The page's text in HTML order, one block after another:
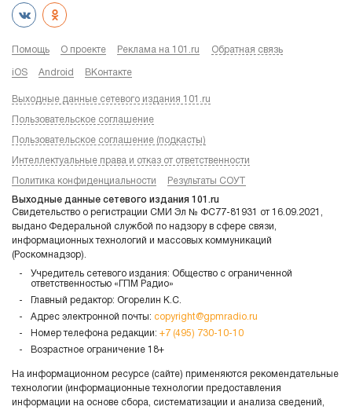
Помощь О проекте Реклама на 101.ru Обратная связь
iOS Android ВКонтакте
Выходные данные сетевого издания 101.ru
Пользовательское соглашение
Пользовательское соглашение (подкасты)
Интеллектуальные права и отказ от ответственности
Политика конфиденциальности Результаты СОУТ
Выходные данные сетевого издания 101.ru
Свидетельство о регистрации СМИ Эл № ФС77-81931 от 16.09.2021,
выдано Федеральной службой по надзору в сфере связи,
информационных технологий и массовых коммуникаций
(Роскомнадзор).
Учредитель сетевого издания: Общество с ограниченной
ответственностью «ГПМ Радио»
Главный редактор: Огорелин К.С.
Адрес электронной почты: copyright@gpmradio.ru
Номер телефона редакции: +7 (495) 730-10-10
Возрастное ограничение 18+
На информационном ресурсе (сайте) применяются рекомендательные
технологии (информационные технологии предоставления
информации на основе сбора, систематизации и анализа сведений,